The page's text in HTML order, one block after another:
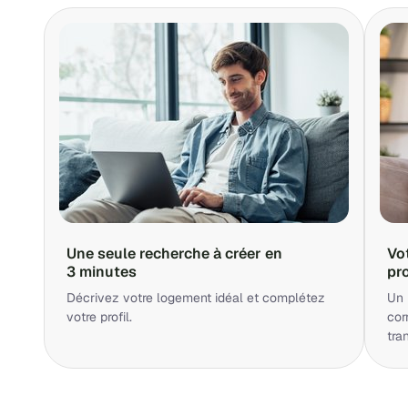
Une seule recherche à créer en
3 minutes
Décrivez votre logement idéal et complétez
votre profil.
Un